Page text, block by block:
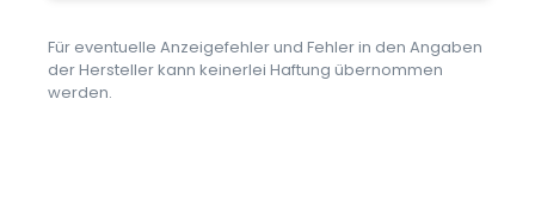
Für eventuelle Anzeigefehler und Fehler in den Angaben
der Hersteller kann keinerlei Haftung übernommen
werden.